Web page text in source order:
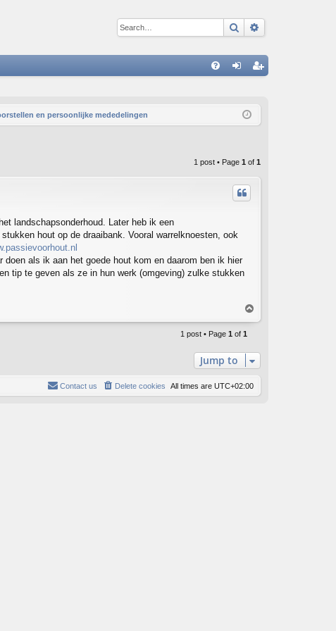
Search
ist
en persoonlijke mededelingen
1 post • Page 1 of 1
landschapsonderhoud. Later heb ik een
hout op de draaibank. Vooral warrelknoesten, ook
als ik aan het goede hout kom en daarom ben ik hier
tip te geven als ze in hun werk (omgeving) zulke stukken
o
1 post • Page 1 of 1
Jump to
All times are UTC+02:00
Delete cookies
Contact us